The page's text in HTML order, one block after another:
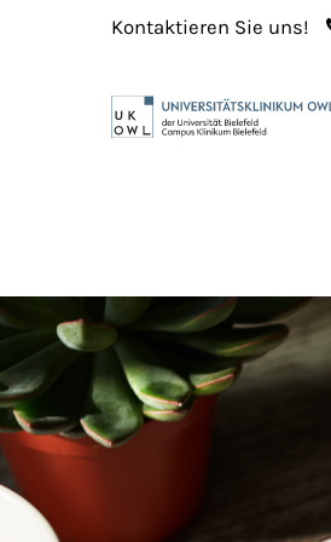
Login
Benutzername
Anmelden
Register
Kontaktieren Sie uns!